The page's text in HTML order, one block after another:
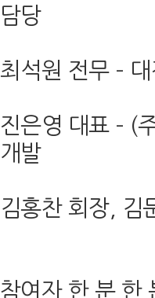
담당
최석원 전무 –
진은영 대표 – (
개발
김홍찬 회장, 김
참여자 한 분 한